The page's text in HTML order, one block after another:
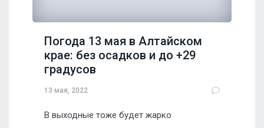
Погода 13 мая в Алтайском
крае: без осадков и до +29
градусов
13 мая, 2022
В выходные тоже будет жарко